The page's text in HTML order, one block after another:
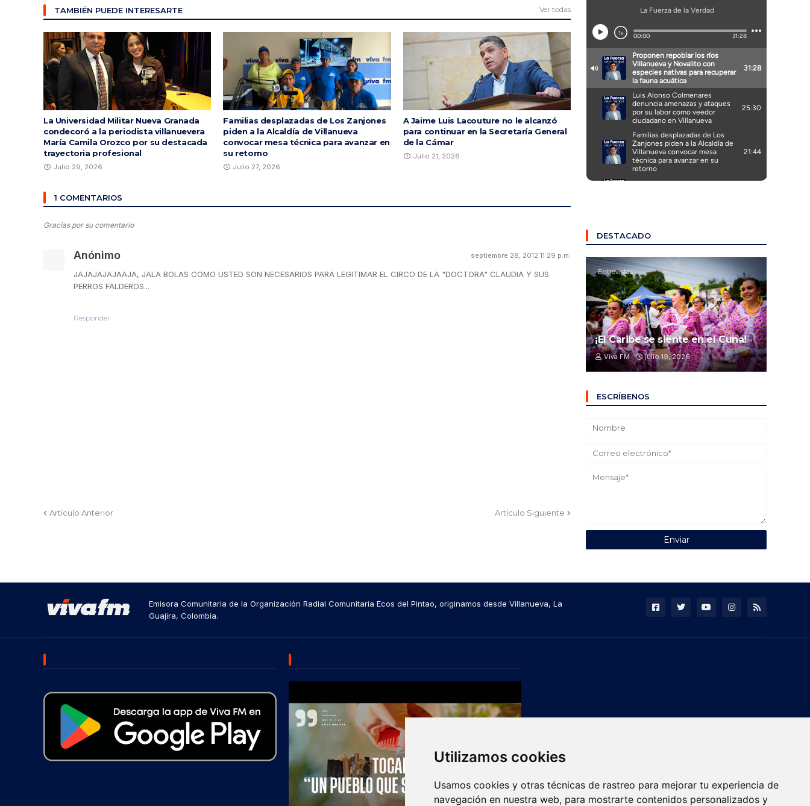
Utilizamos cookies
Usamos cookies y otras técnicas de rastreo para mejorar tu experiencia de
navegación en nuestra web, para mostrarte contenidos personalizados y
TAMBIÉN PUEDE INTERESARTE Ver todas
La Universidad Militar Nueva Granada
condecoró a la periodista villanuevera
María Camila Orozco por su destacada
trayectoria profesional
Julio 29, 2026
Familias desplazadas de Los Zanjones
piden a la Alcaldía de Villanueva
convocar mesa técnica para avanzar en
su retorno
Julio 27, 2026
A Jaime Luis Lacouture no le alcanzó
para continuar en la Secretaría General
de la Cámar
Julio 21, 2026
1 COMENTARIOS
Gracias por su comentario
Anónimo septiembre 28, 2012 11:29 p.m.
JAJAJAJAJAAJA, JALA BOLAS COMO USTED SON NECESARIOS PARA LEGITIMAR EL CIRCO DE LA "DOCTORA" CLAUDIA Y SUS
PERROS FALDEROS...
Responder
Artículo Anterior Artículo Siguiente
DESTACADO
Entrevistas
¡El Caribe se siente en el Cuna!
Viva FM julio 19, 2026
ESCRÍBENOS
Emisora Comunitaria de la Organización Radial Comunitaria Ecos del Pintao, originamos desde Villanueva, La
Guajira, Colombia.